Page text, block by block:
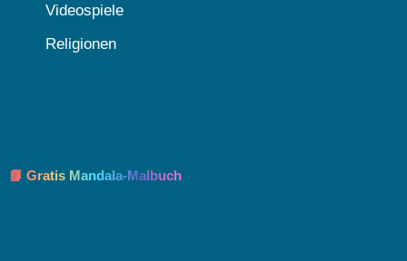
Videospiele
Religionen
📘 Gratis Mandala-Malbuch